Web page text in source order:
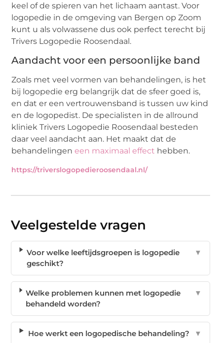
keel of de spieren van het lichaam aantast. Voor
logopedie in de omgeving van Bergen op Zoom
kunt u als volwassene dus ook perfect terecht bij
Trivers Logopedie Roosendaal.
Aandacht voor een persoonlijke band
Zoals met veel vormen van behandelingen, is het
bij logopedie erg belangrijk dat de sfeer goed is,
en dat er een vertrouwensband is tussen uw kind
en de logopedist. De specialisten in de allround
kliniek Trivers Logopedie Roosendaal besteden
daar veel aandacht aan. Het maakt dat de
behandelingeneen maximaal effect hebben.
https://triverslogopedieroosendaal.nl/
Veelgestelde vragen
Voor welke leeftijdsgroepen is logopedie
geschikt?
▼
Welke problemen kunnen met logopedie
behandeld worden?
▼
Hoe werkt een logopedische behandeling? ▼